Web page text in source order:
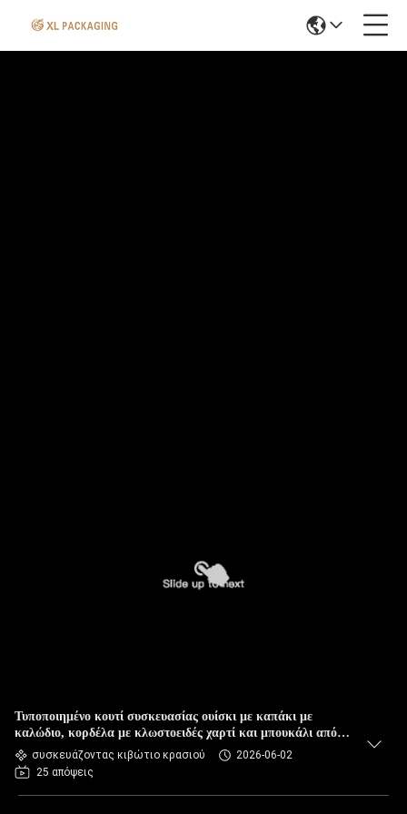
Τυποποιημένο κουτί συσκευασίας ουίσκι με καπάκι με
καλώδιο, κορδέλα με κλωστοειδές χαρτί και μπουκάλι από
βελούδο
συσκευάζοντας κιβώτιο κρασιού
2026-06-02
25 απόψεις